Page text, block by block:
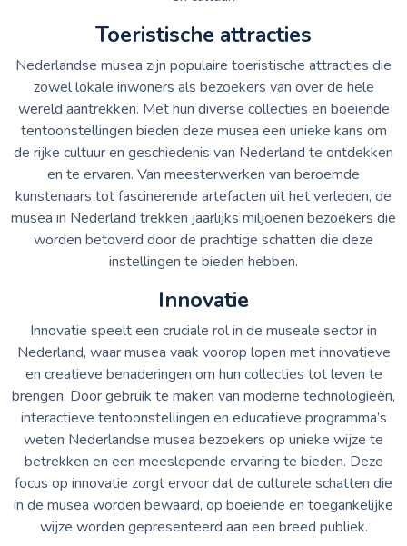
Toeristische attracties
Nederlandse musea zijn populaire toeristische attracties die
zowel lokale inwoners als bezoekers van over de hele
wereld aantrekken. Met hun diverse collecties en boeiende
tentoonstellingen bieden deze musea een unieke kans om
de rijke cultuur en geschiedenis van Nederland te ontdekken
en te ervaren. Van meesterwerken van beroemde
kunstenaars tot fascinerende artefacten uit het verleden, de
musea in Nederland trekken jaarlijks miljoenen bezoekers die
worden betoverd door de prachtige schatten die deze
instellingen te bieden hebben.
Innovatie
Innovatie speelt een cruciale rol in de museale sector in
Nederland, waar musea vaak voorop lopen met innovatieve
en creatieve benaderingen om hun collecties tot leven te
brengen. Door gebruik te maken van moderne technologieën,
interactieve tentoonstellingen en educatieve programma’s
weten Nederlandse musea bezoekers op unieke wijze te
betrekken en een meeslepende ervaring te bieden. Deze
focus op innovatie zorgt ervoor dat de culturele schatten die
in de musea worden bewaard, op boeiende en toegankelijke
wijze worden gepresenteerd aan een breed publiek.